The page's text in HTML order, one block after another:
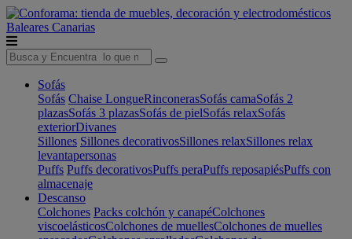
Baleares Canarias
Sofás
Sofás Chaise LongueRinconerasSofás camaSofás 2
plazasSofás 3 plazasSofás de pielSofás relaxSofás
exteriorDivanes
Sillones Sillones decorativosSillones relaxSillones relax
levantapersonas
Puffs Puffs decorativosPuffs peraPuffs reposapiésPuffs con
almacenaje
Descanso
Colchones Packs colchón y canapéColchones
viscoelásticosColchones de muellesColchones de muelles